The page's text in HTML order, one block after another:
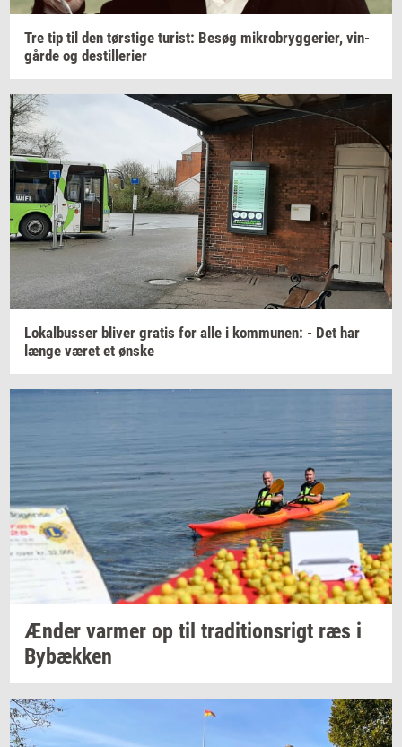
Tre tip til den tørsti­ge turist: Besøg mi­kro­bryg­ge­ri­er, vin­
går­de og destil­le­ri­er
Lo­kal­bus­ser bli­ver gra­tis for alle i kom­mu­nen: - Det har
længe været et ønske
Ænder var­mer op til tra­di­tions­rigt ræs i
By­bæk­ken